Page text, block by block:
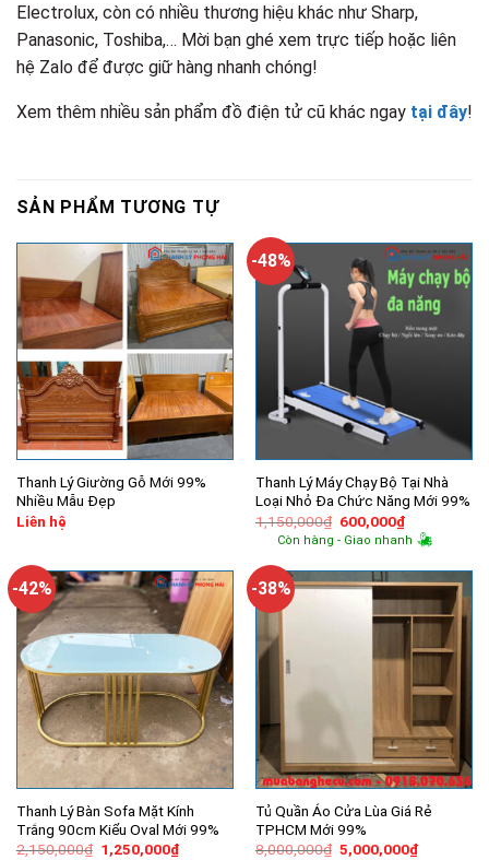
Electrolux, còn có nhiều thương hiệu khác như Sharp,
Panasonic, Toshiba,… Mời bạn ghé xem trực tiếp hoặc liên
hệ Zalo để được giữ hàng nhanh chóng!
Xem thêm nhiều sản phẩm đồ điện tử cũ khác ngay tại đây!
SẢN PHẨM TƯƠNG TỰ
Thanh Lý Giường Gỗ Mới 99%
Nhiều Mẫu Đẹp
Liên hệ
-48%
Thanh Lý Máy Chạy Bộ Tại Nhà
Loại Nhỏ Đa Chức Năng Mới 99%
1,150,000₫ Giá
gốc
là:
600,000₫Giá
hiện
tại
600,000₫.
Còn hàng - Giao nhanh
-42%
Thanh Lý Bàn Sofa Mặt Kính
Trắng 90cm Kiểu Oval Mới 99%
2,150,000₫ Giá
1,250,000₫Giá
-38%
Tủ Quần Áo Cửa Lùa Giá Rẻ
TPHCM Mới 99%
8,000,000₫ Giá
5,000,000₫Giá